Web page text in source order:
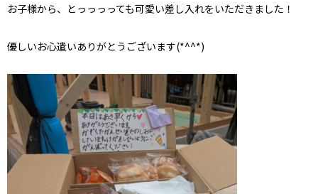
お子様から、とっっっっても可愛い差し入れをいただきました！
優しいお心遣いありがとうございます(*^^*)